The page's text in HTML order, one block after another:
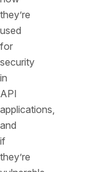
they’re
used
for
security
in
API
applications,
and
if
they’re